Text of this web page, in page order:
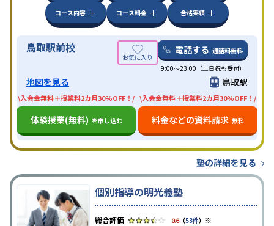
コース内容
コース料金 合格実績
鳥取駅前校 電話する 通話料無料
9:00～23:00（土日祝も受付）
地図を見る 鳥取駅
\入会金無料＋授業料2カ月30%OFF！/
体験授業(無料) を申し込む
\入会金無料＋授業料2カ月30%OFF！/
料金などの資料請求 無料
塾の詳細を見る
個別指導の明光義塾
3.6（53件） ※